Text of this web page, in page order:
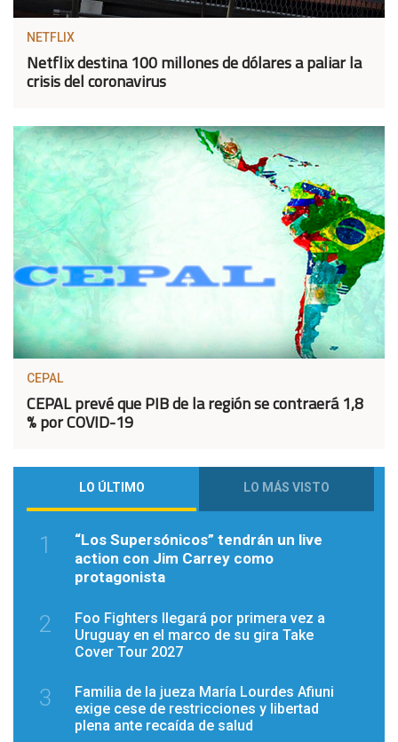
NETFLIX
Netflix destina 100 millones de dólares a paliar la
crisis del coronavirus
CEPAL
CEPAL prevé que PIB de la región se contraerá 1,8
% por COVID-19
LO ÚLTIMO LO MÁS VISTO
1
“Los Supersónicos” tendrán un live
action con Jim Carrey como
protagonista
2
Foo Fighters llegará por primera vez a
Uruguay en el marco de su gira Take
Cover Tour 2027
3
Familia de la jueza María Lourdes Afiuni
exige cese de restricciones y libertad
plena ante recaída de salud